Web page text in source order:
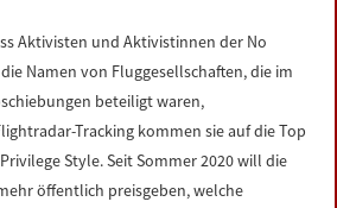
Aktivisten und Aktivistinnen der No
Namen von Fluggesellschaften, die im
beteiligt waren,
Tracking kommen sie auf die Top
Style. Seit Sommer 2020 will die
öffentlich preisgeben, welche